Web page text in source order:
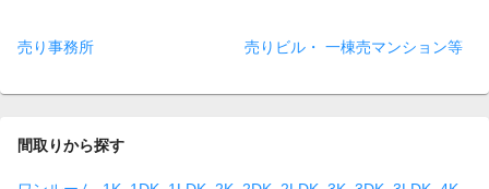
売り事務所 売りビル・ 一棟売マンション等
間取りから探す